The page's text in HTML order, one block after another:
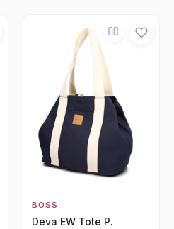
BOSS
Deva EW Tote P.